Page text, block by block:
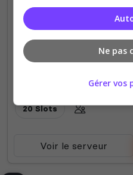
développe ta faction,
au réseau...
votes
20 Slots
Voir le serveur
Ne pas
Gérer vos